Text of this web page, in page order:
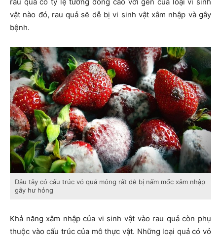
vật nào đó, rau quả sẽ dễ bị vi sinh vật xâm nhập và gây
bệnh.
Dâu tây có cấu trúc vỏ quả mỏng rất dễ bị nấm mốc xâm nhập
gây hư hỏng
Khả năng xâm nhập của vi sinh vật vào rau quả còn phụ
thuộc vào cấu trúc của mô thực vật. Những loại quả có vỏ